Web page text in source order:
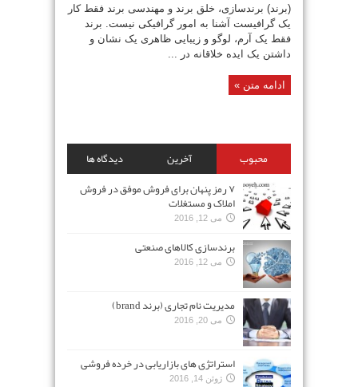
(برند) برندسازی، خلق برند و مهندسی برند فقط کار
یک گرافیست آشنا به امور گرافیکی نیست. برند
فقط یک آرم، لوگو و زیبایی ظاهری یک نشان و
داشتن یک ایده خلاقانه در ...
ادامه متن »
محبوب آخرین
دیدگاه ها
۷ رمز پنهان برای فروش موفق در فروش
املاک و مستغلات
می 12, 2016
برندسازی کالاهای صنعتی
می 12, 2016
مدیریت نام تجاری (برند brand)
می 20, 2016
استراتژی های بازاریابی در خرده فروشی
ژوئن 14, 2016